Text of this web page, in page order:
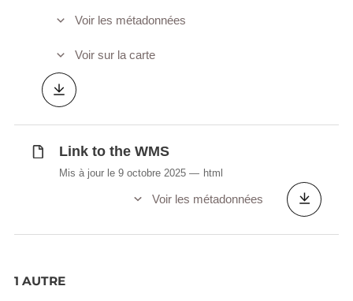
Voir les métadonnées
Voir sur la carte
Link to the WMS
Mis à jour le 9 octobre 2025 html
Voir les métadonnées
1 AUTRE